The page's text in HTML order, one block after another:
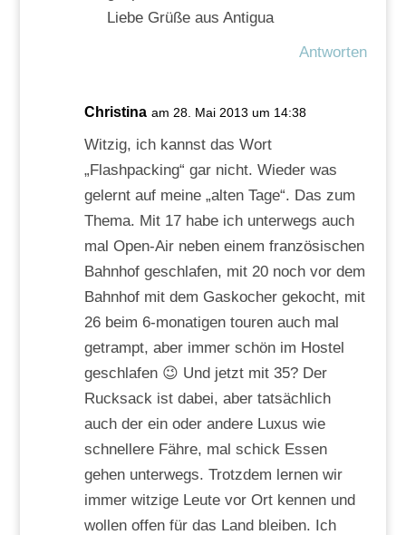
Liebe Grüße aus Antigua
Antworten
Christina am 28. Mai 2013 um 14:38
Witzig, ich kannst das Wort
„Flashpacking“ gar nicht. Wieder was
gelernt auf meine „alten Tage“. Das zum
Thema. Mit 17 habe ich unterwegs auch
mal Open-Air neben einem französischen
Bahnhof geschlafen, mit 20 noch vor dem
Bahnhof mit dem Gaskocher gekocht, mit
26 beim 6-monatigen touren auch mal
getrampt, aber immer schön im Hostel
geschlafen 😉 Und jetzt mit 35? Der
Rucksack ist dabei, aber tatsächlich
auch der ein oder andere Luxus wie
schnellere Fähre, mal schick Essen
gehen unterwegs. Trotzdem lernen wir
immer witzige Leute vor Ort kennen und
wollen offen für das Land bleiben. Ich